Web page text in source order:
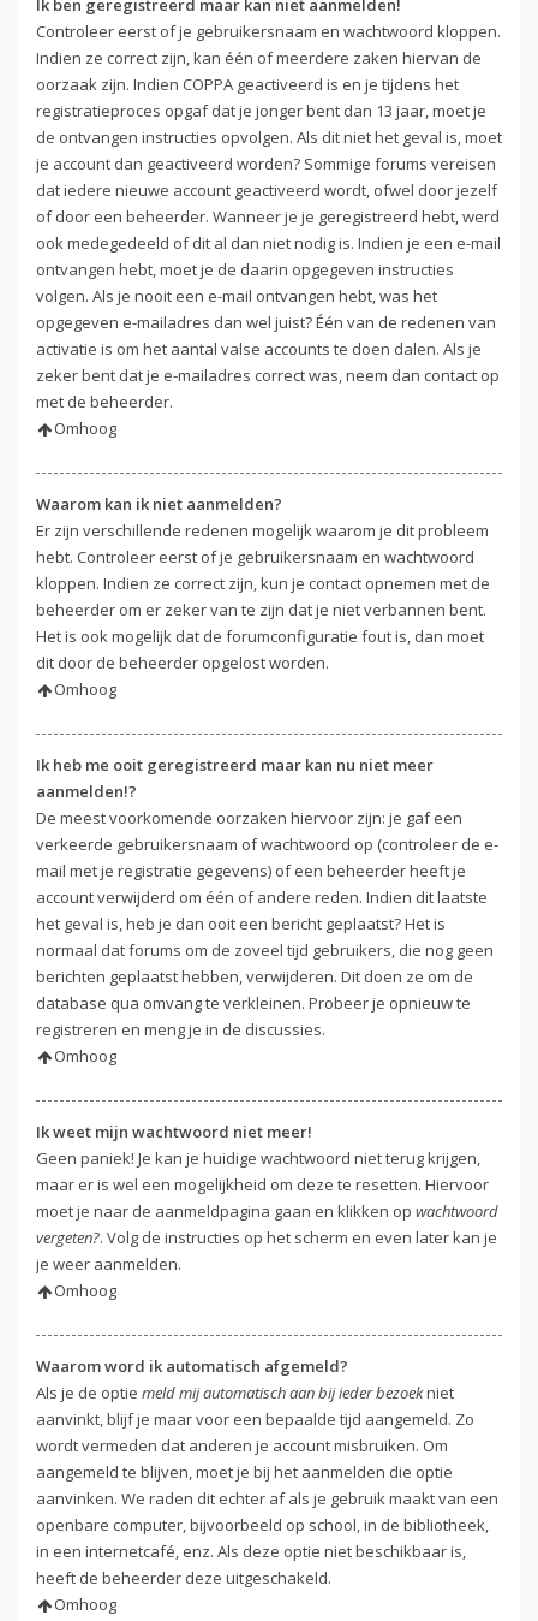
Ik ben geregistreerd maar kan niet aanmelden!
Controleer eerst of je gebruikersnaam en wachtwoord kloppen.
Indien ze correct zijn, kan één of meerdere zaken hiervan de
oorzaak zijn. Indien COPPA geactiveerd is en je tijdens het
registratieproces opgaf dat je jonger bent dan 13 jaar, moet je
de ontvangen instructies opvolgen. Als dit niet het geval is, moet
je account dan geactiveerd worden? Sommige forums vereisen
dat iedere nieuwe account geactiveerd wordt, ofwel door jezelf
of door een beheerder. Wanneer je je geregistreerd hebt, werd
ook medegedeeld of dit al dan niet nodig is. Indien je een e-mail
ontvangen hebt, moet je de daarin opgegeven instructies
volgen. Als je nooit een e-mail ontvangen hebt, was het
opgegeven e-mailadres dan wel juist? Één van de redenen van
activatie is om het aantal valse accounts te doen dalen. Als je
zeker bent dat je e-mailadres correct was, neem dan contact op
met de beheerder.
Omhoog
Waarom kan ik niet aanmelden?
Er zijn verschillende redenen mogelijk waarom je dit probleem
hebt. Controleer eerst of je gebruikersnaam en wachtwoord
kloppen. Indien ze correct zijn, kun je contact opnemen met de
beheerder om er zeker van te zijn dat je niet verbannen bent.
Het is ook mogelijk dat de forumconfiguratie fout is, dan moet
dit door de beheerder opgelost worden.
Omhoog
Ik heb me ooit geregistreerd maar kan nu niet meer
aanmelden!?
De meest voorkomende oorzaken hiervoor zijn: je gaf een
verkeerde gebruikersnaam of wachtwoord op (controleer de e-
mail met je registratie gegevens) of een beheerder heeft je
account verwijderd om één of andere reden. Indien dit laatste
het geval is, heb je dan ooit een bericht geplaatst? Het is
normaal dat forums om de zoveel tijd gebruikers, die nog geen
berichten geplaatst hebben, verwijderen. Dit doen ze om de
database qua omvang te verkleinen. Probeer je opnieuw te
registreren en meng je in de discussies.
Omhoog
Ik weet mijn wachtwoord niet meer!
Geen paniek! Je kan je huidige wachtwoord niet terug krijgen,
maar er is wel een mogelijkheid om deze te resetten. Hiervoor
moet je naar de aanmeldpagina gaan en klikken op wachtwoord
vergeten?. Volg de instructies op het scherm en even later kan je
je weer aanmelden.
Omhoog
Waarom word ik automatisch afgemeld?
Als je de optie meld mij automatisch aan bij ieder bezoekniet
aanvinkt, blijf je maar voor een bepaalde tijd aangemeld. Zo
wordt vermeden dat anderen je account misbruiken. Om
aangemeld te blijven, moet je bij het aanmelden die optie
aanvinken. We raden dit echter af als je gebruik maakt van een
openbare computer, bijvoorbeeld op school, in de bibliotheek,
in een internetcafé, enz. Als deze optie niet beschikbaar is,
heeft de beheerder deze uitgeschakeld.
Omhoog